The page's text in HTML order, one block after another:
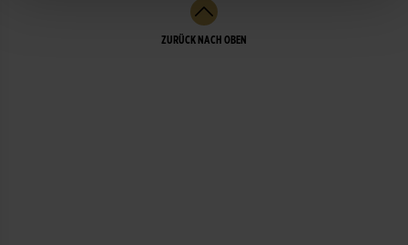
ZURÜCK NACH OBEN